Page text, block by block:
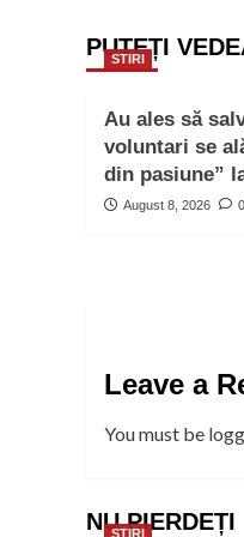
PUTEȚI
STIRI
Au ales să
voluntari se
din pasiune”
August 8, 2026 0
Leave a
You must be
NU PIERDEȚI
STIRI